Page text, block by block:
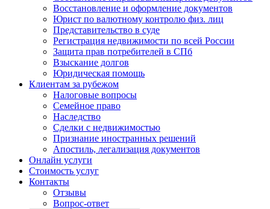
Восстановление и оформление документов
Юрист по валютному контролю физ. лиц
Представительство в суде
Регистрация недвижимости по всей России
Защита прав потребителей в СПб
Взыскание долгов
Юридическая помощь
Клиентам за рубежом
Налоговые вопросы
Семейное право
Наследство
Сделки с недвижимостью
Признание иностранных решений
Апостиль, легализация документов
Онлайн услуги
Стоимость услуг
Контакты
Отзывы
Вопрос-ответ